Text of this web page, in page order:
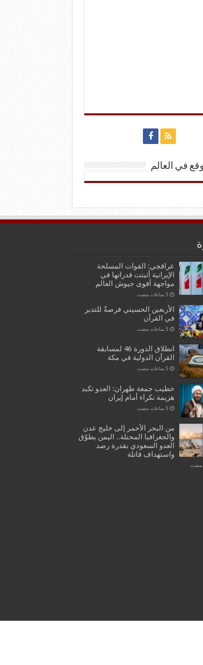
في العالم
عراقجي: القوات المسلحة
الإيرانية أثبتت قدراتها في
مواجهة أقوى جيوش العالم
الأربعين الحسيني فرصةٌ للتدبر
في القرآن
انطلاق الدورة 46 لمسابقة
القرآن الدولية في مكة
خطيب جمعة طهران: العدو تكبد
هزيمة نكراء أمام إيران
من البحر الأحمر إلى خليج عدن
والجغرافيا المحتلة.. اليمن يطوّق
العدو السعودي بقدرة رصد
واستهداف قاتلة